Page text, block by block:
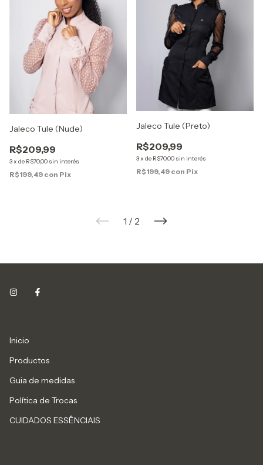
Jaleco Tule (Nude)
R$209,99
3x de R$70,00 sin interés
R$199,49 con Pix
Jaleco Tule (Preto)
R$209,99
3x de R$70,00 sin interés
R$199,49 con Pix
1 / 2
Inicio
Productos
Guia de medidas
Política de Trocas
CUIDADOS ESSÊNCIAIS